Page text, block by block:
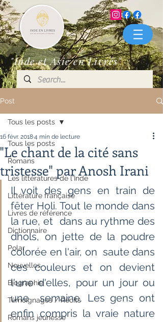
"Inde et Asie en Livres"
Post
Tous les posts
Romans
Les littératures de l'Inde
Littérature française
Livres de référence
Dictionnaire
Polar
Nouvelles
Biographie
Témoignages / Récits
Romans jeunesse
Tous les posts
"Le chant de la cité sans
tristesse" par Anosh Irani
16 févr. 20184 min de lecture
Il voit des gens en train de
fêter Holi. Tout le monde dans
la rue, et  dans au rythme des
dhols, on jette de la poudre
colorée en l'air, on  saute dans
ces couleurs et on devient
l'une d'elles, pour un jour ou
une  semaine. Les gens ont
enfin compris la vraie nature